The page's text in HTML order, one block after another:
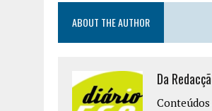
ABOUT THE AUTHOR
Da